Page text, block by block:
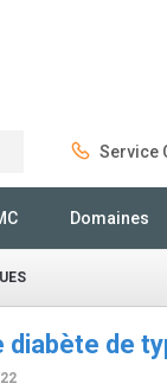
Service
Domaines
de